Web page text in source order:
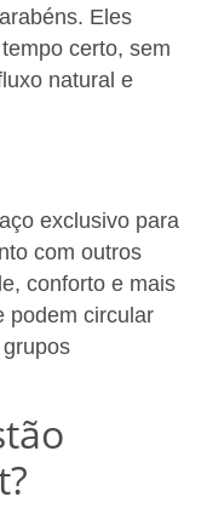
Eles
certo, sem
natural e
exclusivo para
com outros
conforto e mais
podem circular